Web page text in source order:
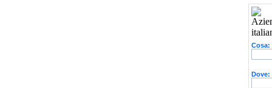
Cosa:
Dove: